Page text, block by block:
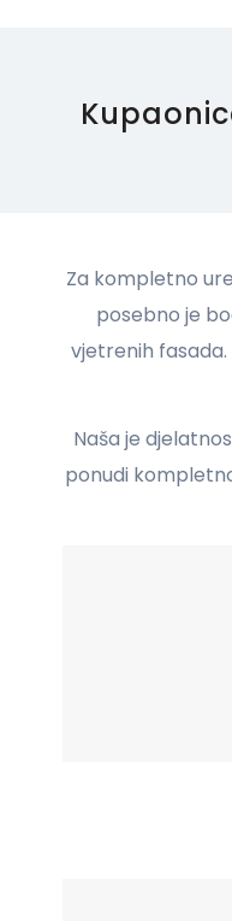
Za kompletno
posebno je
vjetrenih
Naša je
ponudi